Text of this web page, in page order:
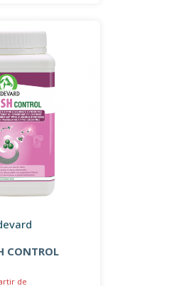
CONTROL
de